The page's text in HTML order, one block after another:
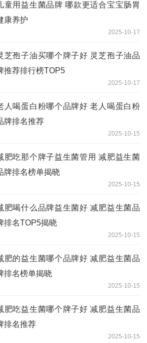
童用益生菌品牌 哪款更适合宝宝肠胃
康养护
2025-10-17
芝孢子油买哪个牌子好 灵芝孢子油品
推荐排行榜TOP5
2025-10-17
人喝蛋白粉哪个品牌好 老人喝蛋白粉
牌排名推荐
2025-10-15
肥吃那个牌子益生菌管用 减肥益生菌
牌排名榜单揭晓
2025-10-15
肥喝什么品牌益生菌好 减肥益生菌品
排名TOP5揭晓
2025-10-15
肥的益生菌哪个品牌好 减肥益生菌品
排名榜单揭晓
2025-10-15
肥吃益生菌哪个牌子好 减肥益生菌品
排名推荐
2025-10-15